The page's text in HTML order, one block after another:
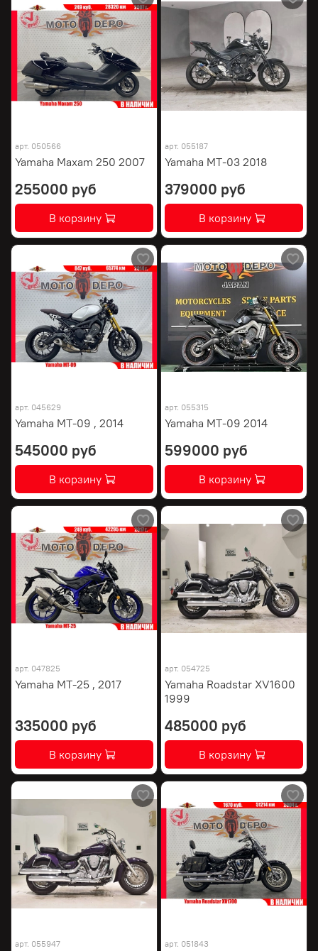
арт. 050566
Yamaha Maxam 250 2007
255000 руб
В корзину
арт. 055187
Yamaha MT-03 2018
379000 руб
В корзину
арт. 045629
Yamaha MT-09 , 2014
545000 руб
В корзину
арт. 055315
Yamaha MT-09 2014
599000 руб
В корзину
арт. 047825
Yamaha MT-25 , 2017
335000 руб
В корзину
арт. 054725
Yamaha Roadstar XV1600
1999
485000 руб
В корзину
арт. 055947 арт. 051843